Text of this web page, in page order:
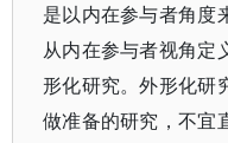
是以内在参与者角度
从内在参与者视角定
形化研究。外形化研
做准备的研究，不宜